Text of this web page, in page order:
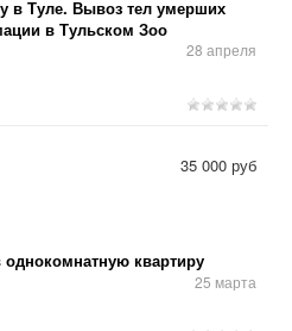
в Туле. Вывоз тел умерших
в Тульском Зоо
животных в Туле, Калуге.
28 апреля
квартиру
25 марта
35 000 руб